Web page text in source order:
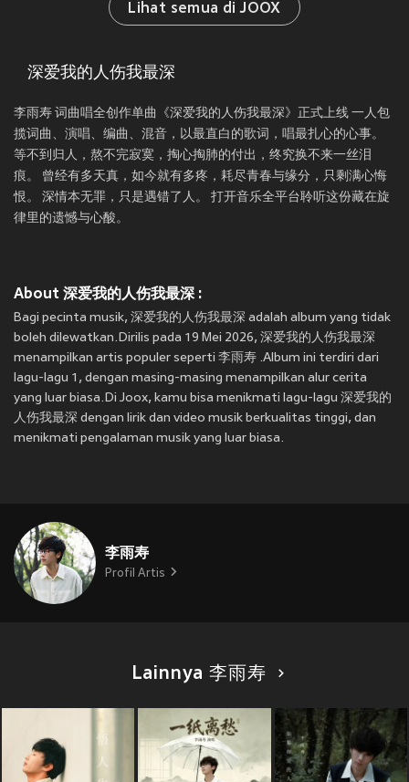
Lihat semua di JOOX
深爱我的人伤我最深
李雨寿 词曲唱全创作单曲《深爱我的人伤我最深》正式上线 一人包
揽词曲、演唱、编曲、混音，以最直白的歌词，唱最扎心的心事。
等不到归人，熬不完寂寞，掏心掏肺的付出，终究换不来一丝泪
痕。 曾经有多天真，如今就有多疼，耗尽青春与缘分，只剩满心悔
恨。 深情本无罪，只是遇错了人。 打开音乐全平台聆听这份藏在旋
律里的遗憾与心酸。
About 深爱我的人伤我最深 :
Bagi pecinta musik, 深爱我的人伤我最深 adalah album yang tidak
boleh dilewatkan.Dirilis pada 19 Mei 2026, 深爱我的人伤我最深
menampilkan artis populer seperti 李雨寿 .Album ini terdiri dari
lagu-lagu 1, dengan masing-masing menampilkan alur cerita
yang luar biasa.Di Joox, kamu bisa menikmati lagu-lagu 深爱我的
人伤我最深 dengan lirik dan video musik berkualitas tinggi, dan
menikmati pengalaman musik yang luar biasa.
李雨寿
Profil Artis
Lainnya 李雨寿